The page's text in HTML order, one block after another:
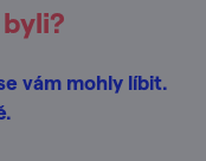
vám mohly líbit.